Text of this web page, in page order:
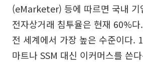
(eMarketer) 등에 따르면 국내 기
전자상거래 침투율은 현재 60%
전 세계에서 가장 높은 수준이다.
마트나 SSM 대신 이커머스를 쓴